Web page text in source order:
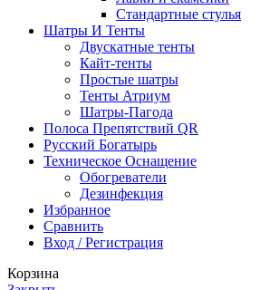
Стандартные стулья
Шатры И Тенты
Двускатные тенты
Кайт-тенты
Простые шатры
Тенты Атриум
Шатры-Пагода
Полоса Препятствий QR
Русский Богатырь
Техническое Оснащение
Обогреватели
Дезинфекция
Избранное
Сравнить
Вход / Регистрация
Корзина